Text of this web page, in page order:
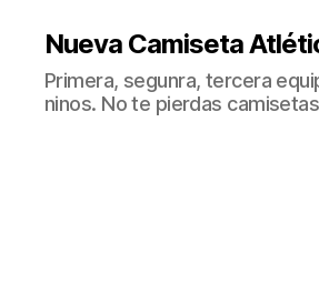
Nueva Camiseta
Primera, segunra, tercera
ninos. No te pierdas